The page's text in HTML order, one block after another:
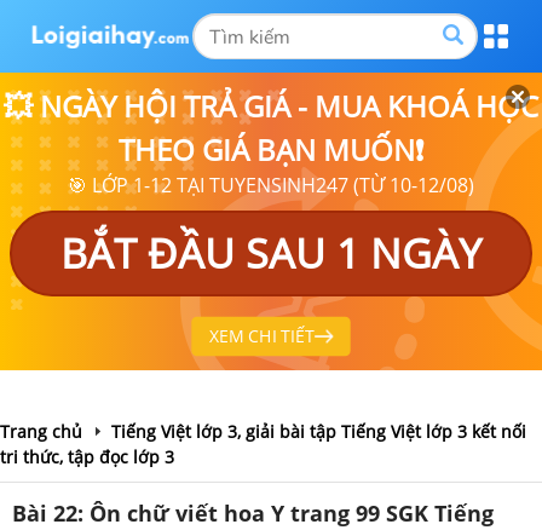
💥 NGÀY HỘI TRẢ GIÁ - MUA KHOÁ HỌC
THEO GIÁ BẠN MUỐN❗
🎯 LỚP 1-12 TẠI TUYENSINH247 (TỪ 10-12/08)
BẮT ĐẦU SAU 1 NGÀY
XEM CHI TIẾT
Trang chủ
Tiếng Việt lớp 3, giải bài tập Tiếng Việt lớp 3 kết nối
tri thức, tập đọc lớp 3
Bài 22: Ôn chữ viết hoa Y trang 99 SGK Tiếng